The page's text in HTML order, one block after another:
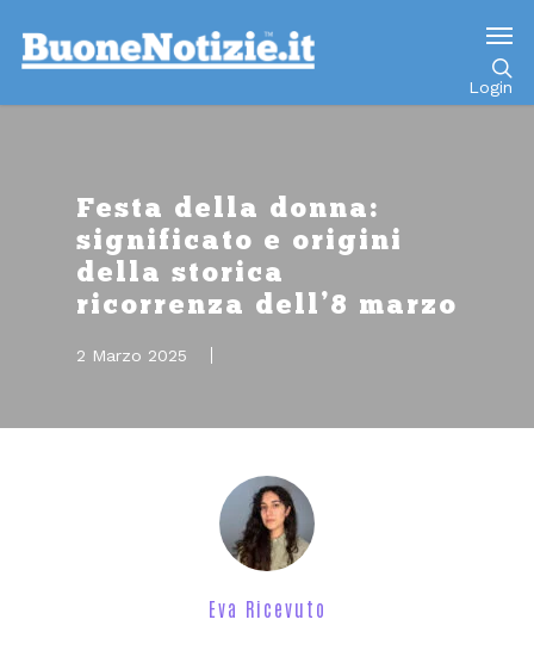
Login
Festa della donna:
significato e origini
della storica
ricorrenza dell’8 marzo
2 Marzo 2025
Eva Ricevuto
Go to mobile version